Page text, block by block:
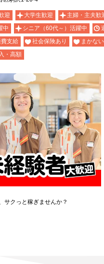
迎 大学生歓迎 主婦・主夫歓
中
シニア（60代～）活躍中
支給 社会保険あり まかな
・高額
サクっと稼ぎませんか？